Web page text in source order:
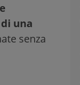
una
senza